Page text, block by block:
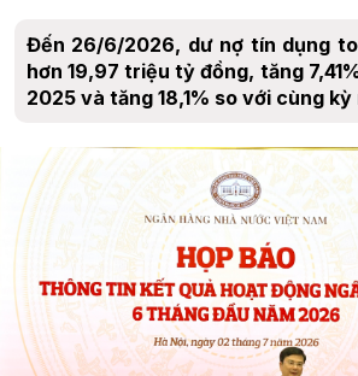
Đến 26/6/2026, dư nợ tín dụng
hơn 19,97 triệu tỷ đồng, tăng
2025 và tăng 18,1% so với cùng